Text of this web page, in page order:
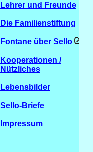
Lehrer und Freunde
Die Familienstiftung
Fontane über Sello
Kooperationen /
Nützliches
Lebensbilder
Sello-Briefe
Impressum